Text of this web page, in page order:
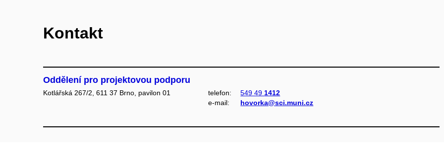
Kontakt
Oddělení pro projektovou podporu
Kotlářská 267/2, 611 37 Brno, pavilon 01 telefon: 549 49 1412
e‑mail:
hovorka@sci.muni.cz